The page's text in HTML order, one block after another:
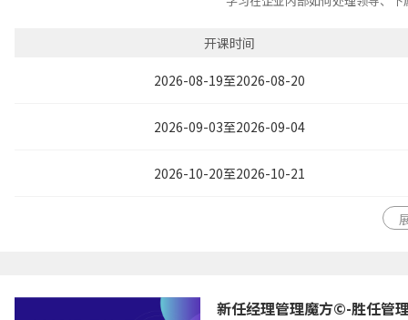
赢沟通力；
建立优秀团队，增强跨部门间的
度地发挥公司的综合实力
开课时间
2026-08-19至2026-08-20
2026-09-03至2026-09-04
2026-10-20至2026-10-21
新任经理管理魔方©-胜任管